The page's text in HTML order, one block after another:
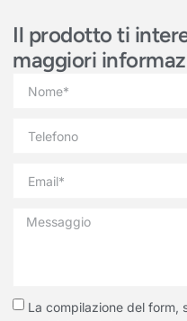
Il prodotto ti
maggiori
La compilazione del form,